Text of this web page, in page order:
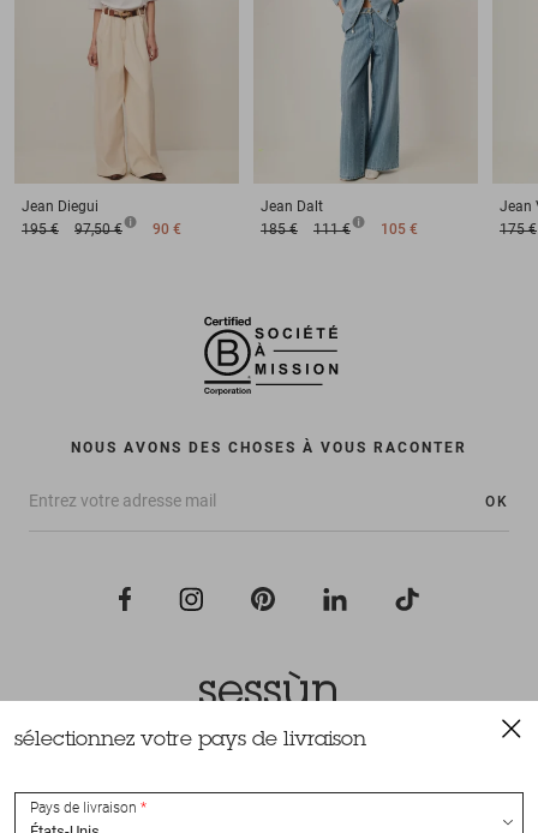
Jean Diegui
195 €
97,50 € 90 €
Jean Dalt
185 €
111 € 105 €
Jean
175 €
NOUS AVONS DES CHOSES À VOUS RACONTER
OK
Tous droits réservés Sessùn 2022
sélectionnez votre pays de livraison
Pays de livraison